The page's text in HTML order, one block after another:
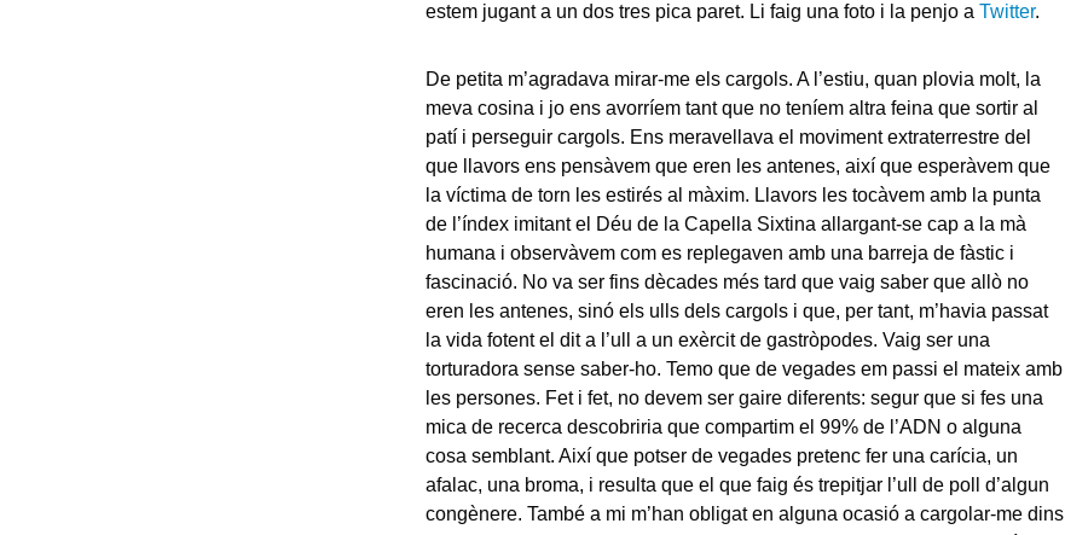
estem jugant a un dos tres pica paret. Li faig una foto i la penjo a Twitter.
De petita m’agradava mirar-me els cargols. A l’estiu, quan plovia molt, la
meva cosina i jo ens avorríem tant que no teníem altra feina que sortir al
patí i perseguir cargols. Ens meravellava el moviment extraterrestre del
que llavors ens pensàvem que eren les antenes, així que esperàvem que
la víctima de torn les estirés al màxim. Llavors les tocàvem amb la punta
de l’índex imitant el Déu de la Capella Sixtina allargant-se cap a la mà
humana i observàvem com es replegaven amb una barreja de fàstic i
fascinació. No va ser fins dècades més tard que vaig saber que allò no
eren les antenes, sinó els ulls dels cargols i que, per tant, m’havia passat
la vida fotent el dit a l’ull a un exèrcit de gastròpodes. Vaig ser una
torturadora sense saber-ho. Temo que de vegades em passi el mateix amb
les persones. Fet i fet, no devem ser gaire diferents: segur que si fes una
mica de recerca descobriria que compartim el 99% de l’ADN o alguna
cosa semblant. Així que potser de vegades pretenc fer una carícia, un
afalac, una broma, i resulta que el que faig és trepitjar l’ull de poll d’algun
congènere. També a mi m’han obligat en alguna ocasió a cargolar-me dins